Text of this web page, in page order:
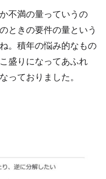
不満の量っていうの
ときの要件の量という
。積年の悩み的なもの
盛りになってあふれ
っておりました。